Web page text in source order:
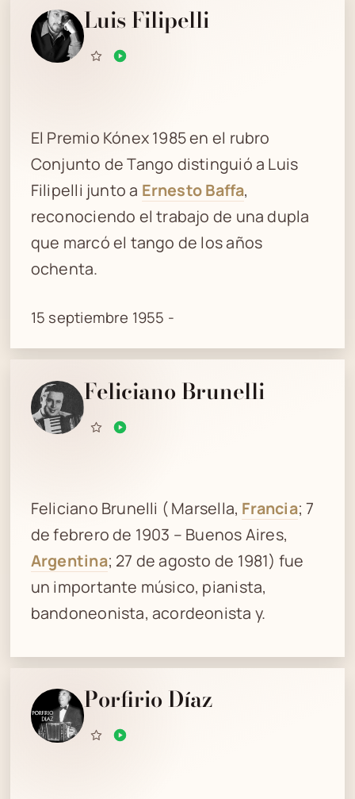
Luis Filipelli
El Premio Kónex 1985 en el rubro
Conjunto de Tango distinguió a Luis
Filipelli junto a Ernesto Baffa,
reconociendo el trabajo de una dupla
que marcó el tango de los años
ochenta.
15 septiembre 1955 -
Feliciano Brunelli
Feliciano Brunelli ( Marsella, Francia; 7
de febrero de 1903 – Buenos Aires,
Argentina; 27 de agosto de 1981) fue
un importante músico, pianista,
bandoneonista, acordeonista y.
Porfirio Díaz